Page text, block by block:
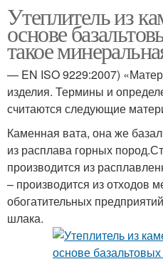
Утеплитель из
основе
такое
— EN ISO 9229:2007)
изделия. Термины и
считаются следующие
Каменная вата, она же
из расплава горных
производится из
– производится из отходов
обогатительных
шлака.